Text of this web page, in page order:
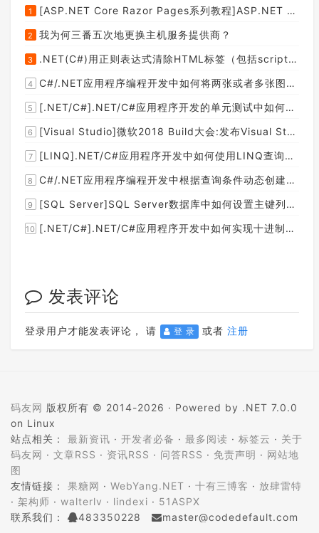
1 [ASP.NET Core Razor Pages系列教程]ASP.NET Core Razor Pages中的PageModel(09)
2 我为何三番五次地更换主机服务提供商？
3 .NET(C#)用正则表达式清除HTML标签（包括script和style），保留纯本文
4 C#/.NET应用程序编程开发中如何将两张或者多张图片合并成一张图片？
5 [.NET/C#].NET/C#应用程序开发的单元测试中如何获取当前程序集所在的目录路径？
6 [Visual Studio]微软2018 Build大会:发布Visual Studio,Visual Stuido for Mac,.NET Core以及Xamarin.Forms的最新版本及更新
7 [LINQ].NET/C#应用程序开发中如何使用LINQ查询集合中元素的某个属性值在另外一个集合中存在的子集？
8 C#/.NET应用程序编程开发中根据查询条件动态创建LINQ的Where查询表达式的实现方案
9 [SQL Server]SQL Server数据库中如何设置主键列为自增列？
10 [.NET/C#].NET/C#应用程序开发中如何实现十进制数字和十六进制间的相互转换呢？
发表评论
登录用户才能发表评论， 请 登 录 或者 注册
码友网 版权所有 © 2014-2026 · Powered by .NET 7.0.0
on Linux
站点相关： 最新资讯 · 开发者必备 · 最多阅读 · 标签云 · 关于
码友网 · 文章RSS · 资讯RSS · 问答RSS · 免责声明 · 网站地
图
友情链接： 果糖网 · WebYang.NET · 十有三博客 · 放肆雷特
· 架构师 · walterlv · lindexi · 51ASPX
联系我们：
483350228
master@codedefault.com